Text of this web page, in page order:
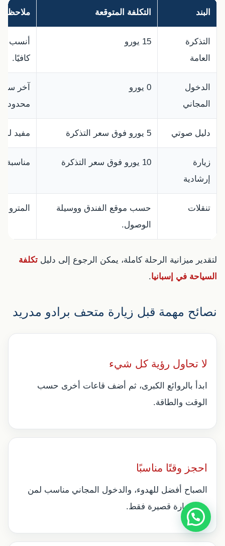
البند التكلفة المتوقعة
التذكرة
العامة
15 يورو
أنسب
كافيًا.
الدخول
المجاني
0 يورو
آخر
محدود.
دليل صوتي 5 يورو فوق سعر التذكرة مفيد
زيارة
إرشادية
10 يورو فوق سعر التذكرة مناسبة
تنقلات
حسب موقع الفندق ووسيلة
الوصول.
المترو
لتقدير ميزانية الرحلة كاملة، يمكن الرجوع إلى دليل تكلفة
السياحة في إسبانيا.
نصائح مهمة قبل زيارة متحف برادو مدريد
لا تحاول رؤية كل شيء
ابدأ بالروائع الكبرى، ثم أضف قاعات أخرى حسب
الوقت والطاقة.
احجز وقتًا مناسبًا
الصباح أفضل للهدوء، والدخول المجاني مناسب لمن
يريد زيارة قصيرة فقط.